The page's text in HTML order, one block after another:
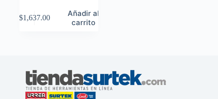
$1,637.00
Añadir al
carrito